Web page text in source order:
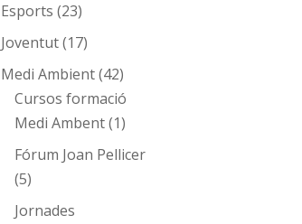
Esports (23)
Joventut(17)
Medi Ambient(42)
Cursos formació
Medi Ambent(1)
Fórum Joan Pellicer
(5)
Jornades